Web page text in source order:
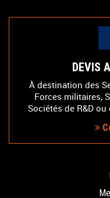
DEVIS
À destination des
Forces militaires,
Sociétés de R&D